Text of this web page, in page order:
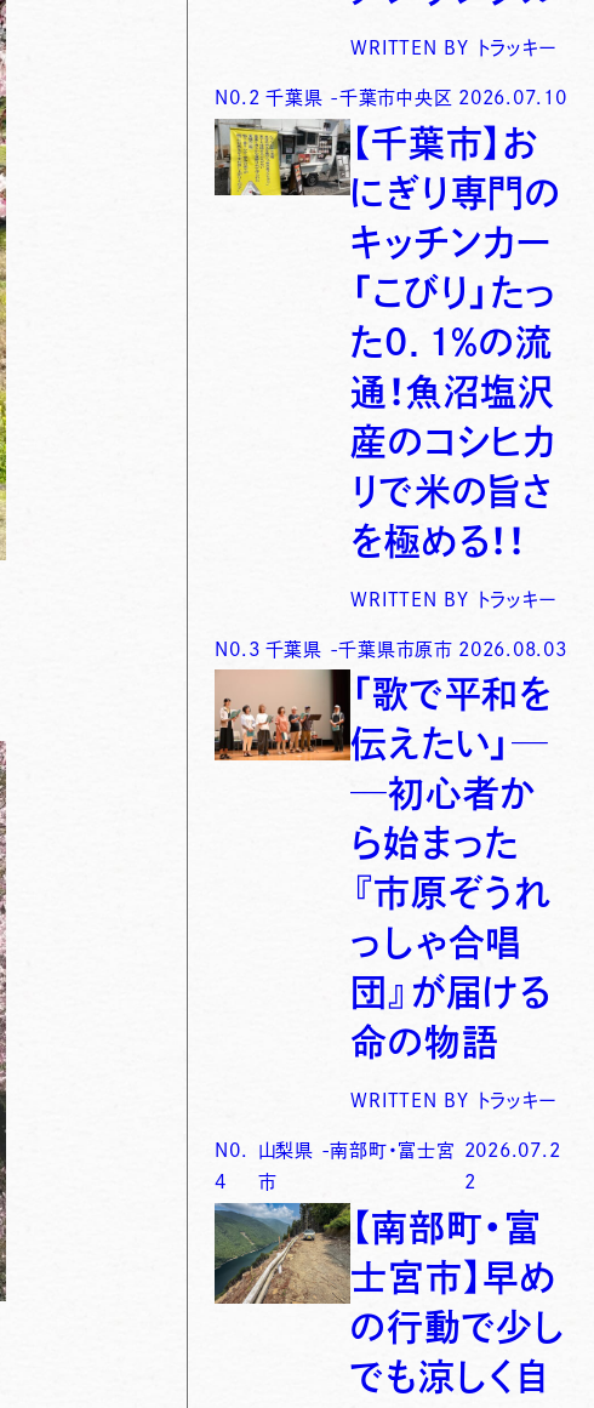
WRITTEN BY トラッキー
N0. 2 千葉県 -千葉市中央区 2026.07.10
【千葉市】お
にぎり専門の
キッチンカー
「こびり」たっ
た0．1％の流
通！魚沼塩沢
産のコシヒカ
リで米の旨さ
を極める！！
WRITTEN BY トラッキー
N0. 3 千葉県 -千葉県市原市 2026.08.03
「歌で平和を
伝えたい」─
─初心者か
ら始まった
『市原ぞうれ
っしゃ合唱
団』が届ける
命の物語
WRITTEN BY トラッキー
N0.
4
山梨県 -南部町・富士宮
市
2026.07.2
2
【南部町・富
士宮市】早め
の行動で少し
でも涼しく自